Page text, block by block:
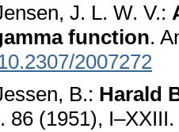
J. L. W. V.:
function.
2007272
B.: Harald
86 (1951), I–XXIII.